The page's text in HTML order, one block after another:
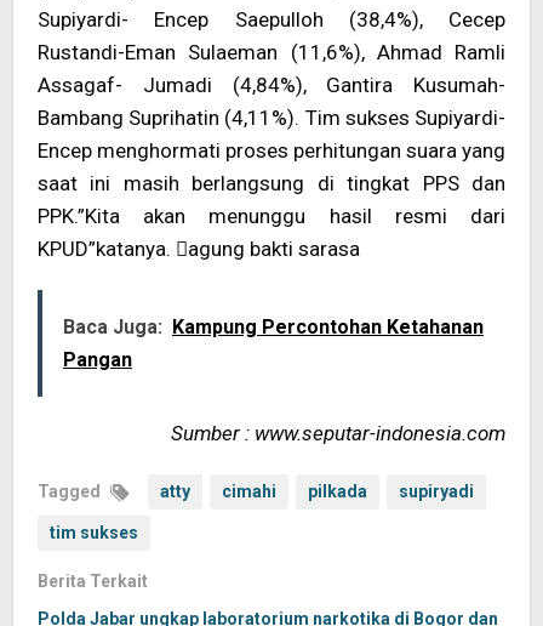
Supiyardi- Encep Saepulloh (38,4%), Cecep
Rustandi-Eman Sulaeman (11,6%), Ahmad Ramli
Assagaf- Jumadi (4,84%), Gantira Kusumah-
Bambang Suprihatin (4,11%). Tim sukses Supiyardi-
Encep menghormati proses perhitungan suara yang
saat ini masih berlangsung di tingkat PPS dan
PPK.”Kita akan menunggu hasil resmi dari
KPUD”katanya. agung bakti sarasa
Baca Juga: Kampung Percontohan Ketahanan
Pangan
Sumber : www.seputar-indonesia.com
Tagged atty cimahi pilkada supiryadi
tim sukses
Berita Terkait
Polda Jabar ungkap laboratorium narkotika di Bogor dan